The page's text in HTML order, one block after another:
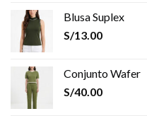
Blusa Suplex
S/13.00
Conjunto Wafer
S/40.00